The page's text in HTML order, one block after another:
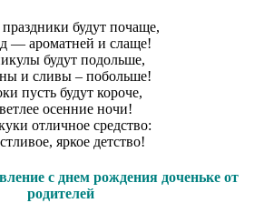
будут почаще,
— ароматней и слаще!
будут подольше,
и сливы – побольше!
пусть будут короче,
осенние ночи!
отличное средство:
яркое детство!
с днем рождения доченьке от
родителей